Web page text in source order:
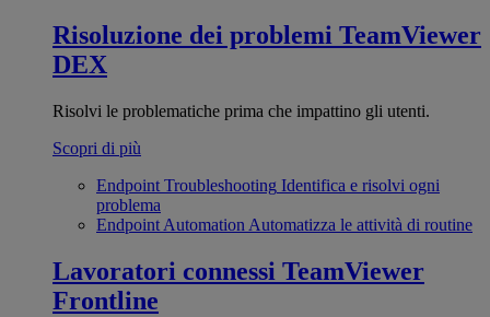
Risoluzione dei problemi TeamViewer
DEX
Risolvi le problematiche prima che impattino gli utenti.
Scopri di più
Endpoint Troubleshooting Identifica e risolvi ogni
problema
Endpoint Automation Automatizza le attività di routine
Lavoratori connessi TeamViewer
Frontline